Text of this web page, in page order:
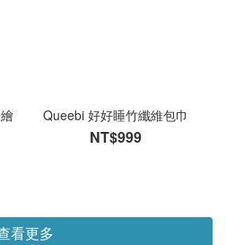
Queebi 好好睡竹纖維包巾
NT$999
看更多